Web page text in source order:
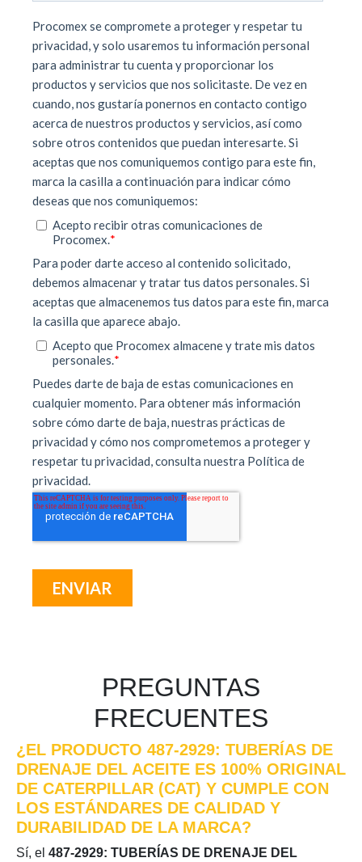
PREGUNTAS
FRECUENTES
¿EL PRODUCTO 487-2929: TUBERÍAS DE
DRENAJE DEL ACEITE ES 100% ORIGINAL
DE CATERPILLAR (CAT) Y CUMPLE CON
LOS ESTÁNDARES DE CALIDAD Y
DURABILIDAD DE LA MARCA?
Sí, el 487-2929: TUBERÍAS DE DRENAJE DEL